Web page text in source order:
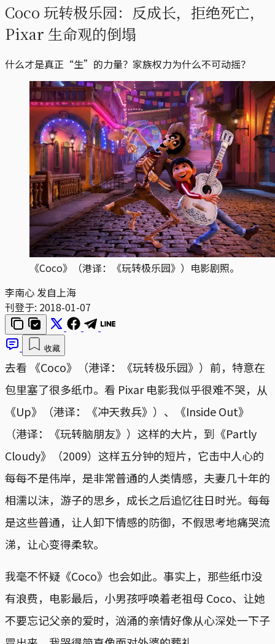
Coco 玩转极乐园：反成长，拒绝死亡，
Pixar 生命观的倒塌
什么才是真正“生”的力量？家族权力为什么不可动摇？
《Coco》（港译：《玩转极乐园》）电影剧照。
李南心 发自上海
刊登于: 2018-01-07
收藏
去看 《Coco》（港译：《玩转极乐园》）前，特意在
包里塞了很多纸巾。看 Pixar 电影我似乎很难不哭，从
《Up》（港译：《冲天救兵》）、《Inside Out》
（港译：《玩转脑朋友》）这样的大片，到《Partly
Cloudy》（2009）这样五分钟的短片，它击中人心的
每每不是伟岸，是非常普通的人类情感，夫妻几十年的
相濡以沫，游子的思乡，成长之后追忆往日时光。每每
是这些普通，让人卸下情感的防御，不假思考地痛哭流
涕，让心变得柔软。
我毫不怀疑《Coco》也会如此。事实上，那些纸巾没
有浪费，电影最后，小男孩呼唤着老祖母 Coco、让她
不要忘记父亲的爱时，汹涌的亲情好像从心深处一下子